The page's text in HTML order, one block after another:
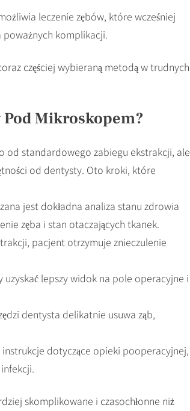
leczenie zębów, które wcześniej
poważnych komplikacji.
częściej wybieraną metodą w trudnych
Pod Mikroskopem?
od standardowego zabiegu ekstrakcji, ale
od dentysty. Oto kroki, które
jest dokładna analiza stanu zdrowia
zęba i stan otaczających tkanek.
pacjent otrzymuje znieczulenie
lepszy widok na pole operacyjne i
dentysta delikatnie usuwa ząb,
dotyczące opieki pooperacyjnej,
skomplikowane i czasochłonne niż